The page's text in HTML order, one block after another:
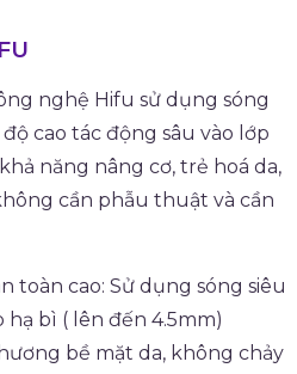
nghệ Hifu sử dụng sóng
cao tác động sâu vào lớp
năng nâng cơ, trẻ hoá da,
cần phẫu thuật và cần
toàn cao: Sử dụng sóng siêu
hạ bì ( lên đến 4.5mm)
bề mặt da, không chảy